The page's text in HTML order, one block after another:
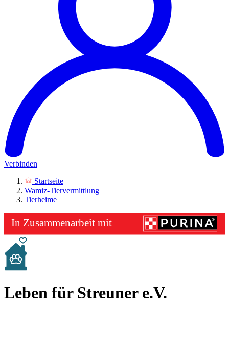
Verbinden
Startseite
Wamiz-Tiervermittlung
Tierheime
Leben für Streuner e.V.